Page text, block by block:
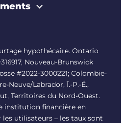
hypothécaire. Ontario
Nouveau-Brunswick
#2022-3000221; Colombie-
Neuve/Labrador, Î.-P.-É.,
Territoires du Nord-Ouest.
institution financière en
utilisateurs – les taux sont